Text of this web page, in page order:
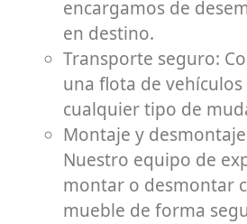
encargamos de
en destino.
Transporte seguro:
una flota de
cualquier tipo de
Montaje y
Nuestro equipo de
montar o desmontar
mueble de forma